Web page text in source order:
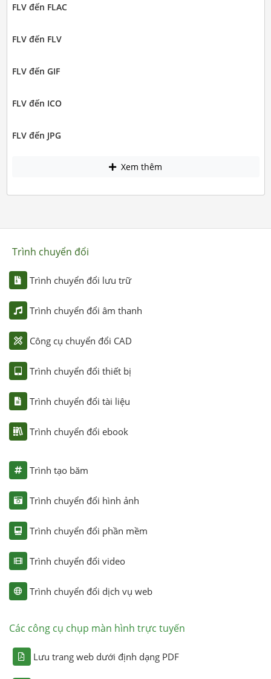
FLV đến FLAC
FLV đến FLV
FLV đến GIF
FLV đến ICO
FLV đến JPG
Xem thêm
Trình chuyển đổi
Trình chuyển đổi lưu trữ
Trình chuyển đổi âm thanh
Công cụ chuyển đổi CAD
Trình chuyển đổi thiết bị
Trình chuyển đổi tài liệu
Trình chuyển đổi ebook
Trình tạo băm
Trình chuyển đổi hình ảnh
Trình chuyển đổi phần mềm
Trình chuyển đổi video
Trình chuyển đổi dịch vụ web
Các công cụ chụp màn hình trực tuyến
Lưu trang web dưới định dạng PDF